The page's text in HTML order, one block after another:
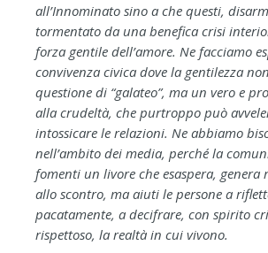
all’Innominato sino a che questi,
tormentato da una benefica crisi
forza gentile dell’amore. Ne facciamo
convivenza civica dove la gentilezza
questione di “galateo”, ma un vero e
alla crudeltà, che purtroppo può
intossicare le relazioni. Ne abbiamo
nell’ambito dei media, perché la
fomenti un livore che esaspera, genera
allo scontro, ma aiuti le persone a
pacatamente, a decifrare, con spirito
rispettoso, la realtà in cui vivono.